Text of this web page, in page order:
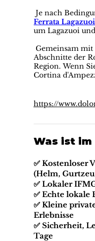
Je nach
Ferrata
um Lagazuoi
Gemeinsam
Abschnitte der
Region. Wenn
Cortina
https://
Was ist
✅ Kostenloser
(Helm,
✅ Lokaler
✅ Echte
✅ Kleine
Erlebnisse
✅ Sicherheit,
Tage